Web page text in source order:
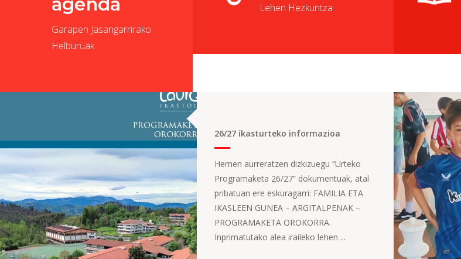
Garapen Jasangarrirako
Helburuak
Lehen Hezkuntza
26/27 ikasturteko informazioa
Hemen aurreratzen dizkizuegu “Urteko
Programaketa 26/27” dokumentuak, atal
pribatuan ere eskuragarri: FAMILIA ETA
IKASLEEN GUNEA – ARGITALPENAK –
PROGRAMAKETA OROKORRA.
Inprimatutako alea iraileko lehen ...